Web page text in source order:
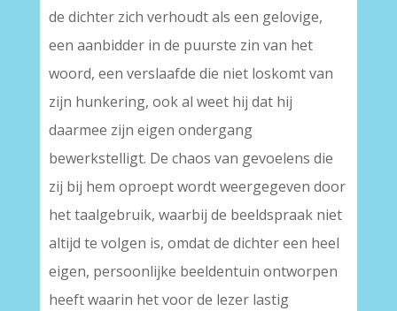
de dichter zich verhoudt als een gelovige,
een aanbidder in de puurste zin van het
woord, een verslaafde die niet loskomt van
zijn hunkering, ook al weet hij dat hij
daarmee zijn eigen ondergang
bewerkstelligt. De chaos van gevoelens die
zij bij hem oproept wordt weergegeven door
het taalgebruik, waarbij de beeldspraak niet
altijd te volgen is, omdat de dichter een heel
eigen, persoonlijke beeldentuin ontworpen
heeft waarin het voor de lezer lastig